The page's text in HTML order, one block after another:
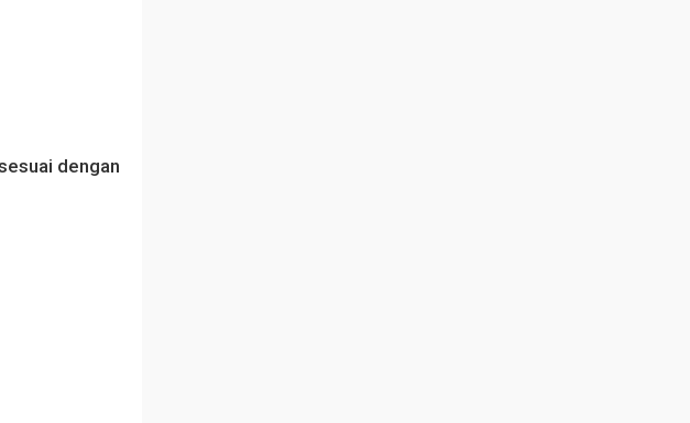
dengan